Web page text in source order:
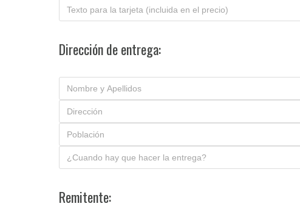
Dirección de entrega:
Remitente: